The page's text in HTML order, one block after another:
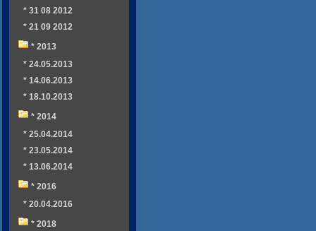
* 31 08 2012
* 21 09 2012
* 2013
* 24.05.2013
* 14.06.2013
* 18.10.2013
* 2014
* 25.04.2014
* 23.05.2014
* 13.06.2014
* 2016
* 20.04.2016
* 2018